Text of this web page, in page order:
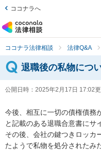
ココナラへ
ココナラ法律相談 法律Q&A
退職後の私物につ
公開日時： 2025年2月17日 17:02
今後、相互に一切の債権債務
と記載のある退職合意書にサ
その後、会社の鍵つきロッカ
たようで私物を処分されたみ